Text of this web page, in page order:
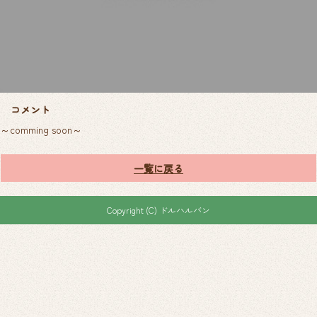
コメント
～comming soon～
一覧に戻る
Copyright (C) ドルハルバン